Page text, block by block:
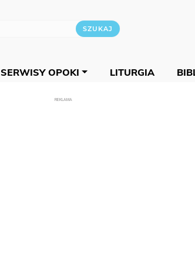
SERWISY OPOKI LITURGIA
REKLAMA